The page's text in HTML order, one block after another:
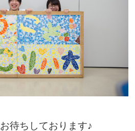
お待ちしております♪